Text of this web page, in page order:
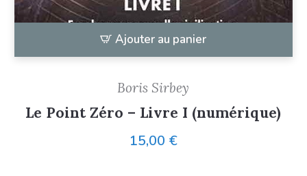
Ajouter au panier
Boris Sirbey
Le Point Zéro – Livre I (numérique)
15,00 €